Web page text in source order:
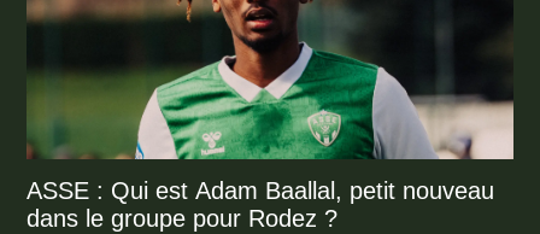
ASSE : Qui est Adam Baallal, petit nouveau
dans le groupe pour Rodez ?